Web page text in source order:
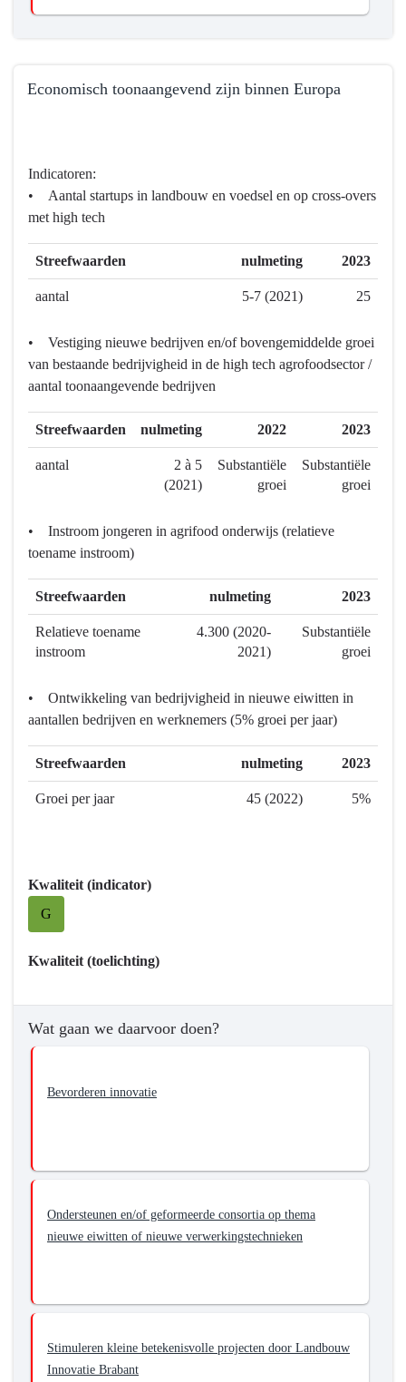
Economisch toonaangevend zijn binnen Europa
navigatie
Programma
Landbouw
voedsel
Wat
willen
we
Economisch
toonaangevend
Europa
Indicatoren:
• Aantal startups in landbouw en voedsel en op cross-overs
met high tech
Streefwaarden nulmeting 2023
aantal 5-7 (2021) 25
• Vestiging nieuwe bedrijven en/of bovengemiddelde groei
van bestaande bedrijvigheid in de high tech agrofoodsector /
aantal toonaangevende bedrijven
Streefwaarden nulmeting 2022 2023
aantal
2 à 5
(2021)
Substantiële
groei
Substantiële
groei
• Instroom jongeren in agrifood onderwijs (relatieve
toename instroom)
Streefwaarden nulmeting 2023
Relatieve toename
instroom
4.300 (2020-
2021)
Substantiële
groei
• Ontwikkeling van bedrijvigheid in nieuwe eiwitten in
aantallen bedrijven en werknemers (5% groei per jaar)
Streefwaarden nulmeting 2023
Groei per jaar 45 (2022) 5%
Kwaliteit (indicator)
G
Kwaliteit (toelichting)
Wat gaan we daarvoor doen?
Bevorderen innovatie
Ondersteunen en/of geformeerde consortia op thema
nieuwe eiwitten of nieuwe verwerkingstechnieken
Stimuleren kleine betekenisvolle projecten door Landbouw
Innovatie Brabant